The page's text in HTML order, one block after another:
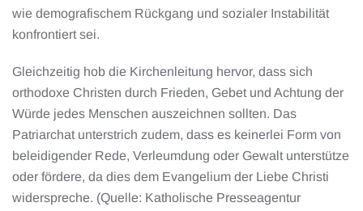
wie demografischem Rückgang und sozialer Instabilität
konfrontiert sei.
Gleichzeitig hob die Kirchenleitung hervor, dass sich
orthodoxe Christen durch Frieden, Gebet und Achtung der
Würde jedes Menschen auszeichnen sollten. Das
Patriarchat unterstrich zudem, dass es keinerlei Form von
beleidigender Rede, Verleumdung oder Gewalt unterstütze
oder fördere, da dies dem Evangelium der Liebe Christi
widerspreche. (Quelle: Katholische Presseagentur